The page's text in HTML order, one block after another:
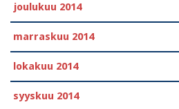
joulukuu 2014
marraskuu 2014
lokakuu 2014
syyskuu 2014